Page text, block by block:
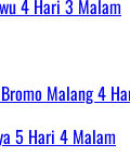
4 Hari 3 Malam
Malang 4
5 Hari 4 Malam